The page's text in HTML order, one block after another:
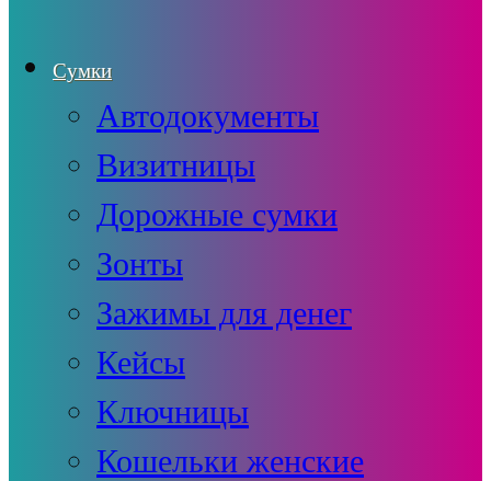
Сумки
Автодокументы
Визитницы
Дорожные сумки
Зонты
Зажимы для денег
Кейсы
Ключницы
Кошельки женские